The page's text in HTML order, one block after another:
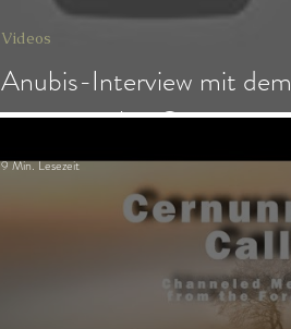
Anubis-Interview mit dem
paranormalen Quartett
Videos
9 Min. Lesezeit